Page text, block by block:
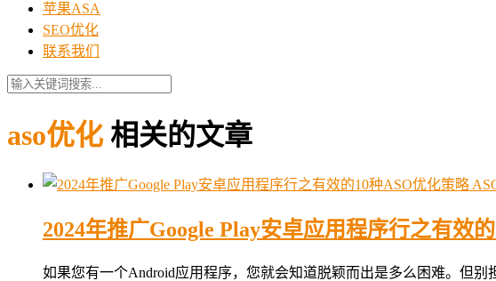
苹果ASA
SEO优化
联系我们
aso优化 相关的文章
2024年推广Google Play安卓应用程序行之有效
如果您有一个Android应用程序，您就会知道脱颖而出是多么困难。但